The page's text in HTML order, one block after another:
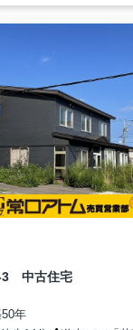
3 中古住宅
年